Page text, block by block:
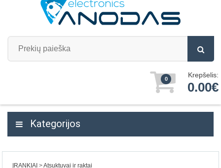
0 Krepšelis:
0.00€
Kategorijos
ĮRANKIAI Atsuktuvai ir raktai